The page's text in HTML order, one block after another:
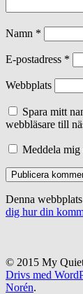
Namn *
E-postadress *
Webbplats
Spara mitt
webbläsare till
Meddela mig
Denna
dig hur din
© 2015 My
Drivs med
Norén.